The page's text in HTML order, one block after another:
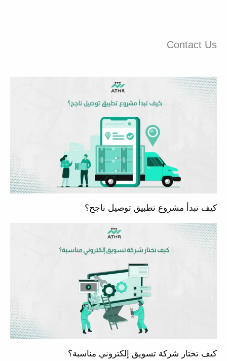
Contact Us
كيف تبدأ مشروع تطبيق توصيل ناجح؟
كيف تختار شركة تسويق إلكتروني مناسبة؟